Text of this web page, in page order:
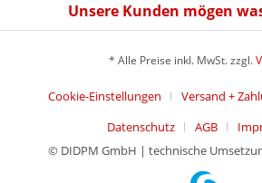
Unsere Kunden mögen
* Alle Preise inkl. MwSt. zzgl.
Cookie-Einstellungen Versand +
Datenschutz
AGB
© DIDPM GmbH | technische